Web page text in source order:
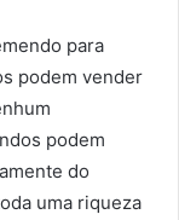
para
podem vender
podem
do
uma riqueza